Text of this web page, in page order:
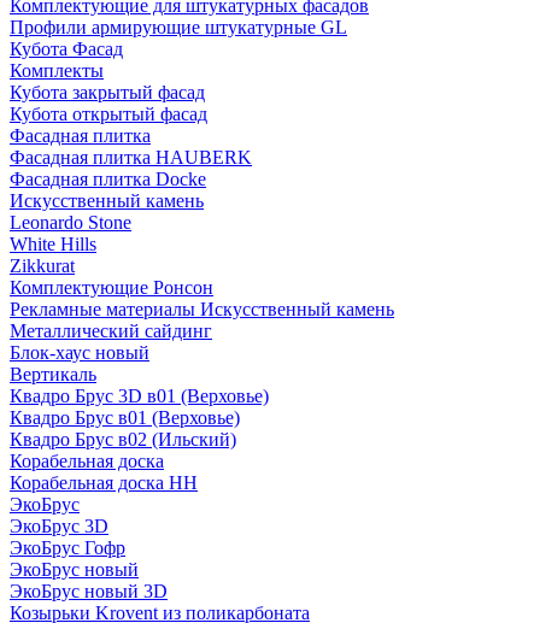
Комплектующие для штукатурных фасадов
Профили армирующие штукатурные GL
Кубота Фасад
Комплекты
Кубота закрытый фасад
Кубота открытый фасад
Фасадная плитка
Фасадная плитка HAUBERK
Фасадная плитка Docke
Искусственный камень
Leonardo Stone
White Hills
Zikkurat
Комплектующие Ронсон
Рекламные материалы Искусственный камень
Металлический сайдинг
Блок-хаус новый
Вертикаль
Квадро Брус 3D в01 (Верховье)
Квадро Брус в01 (Верховье)
Квадро Брус в02 (Ильский)
Корабельная доска
Корабельная доска НН
ЭкоБрус
ЭкоБрус 3D
ЭкоБрус Гофр
ЭкоБрус новый
ЭкоБрус новый 3D
Козырьки Krovent из поликарбоната